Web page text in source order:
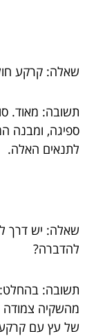
שאלה: קרקע
תשובה: מאוד.
ספיגה, ומבנה
לתנאים האלה.
שאלה: יש דרך
להדברה?
תשובה: בהחלט:
מהשקיה צמודה
של עץ עם קרקע